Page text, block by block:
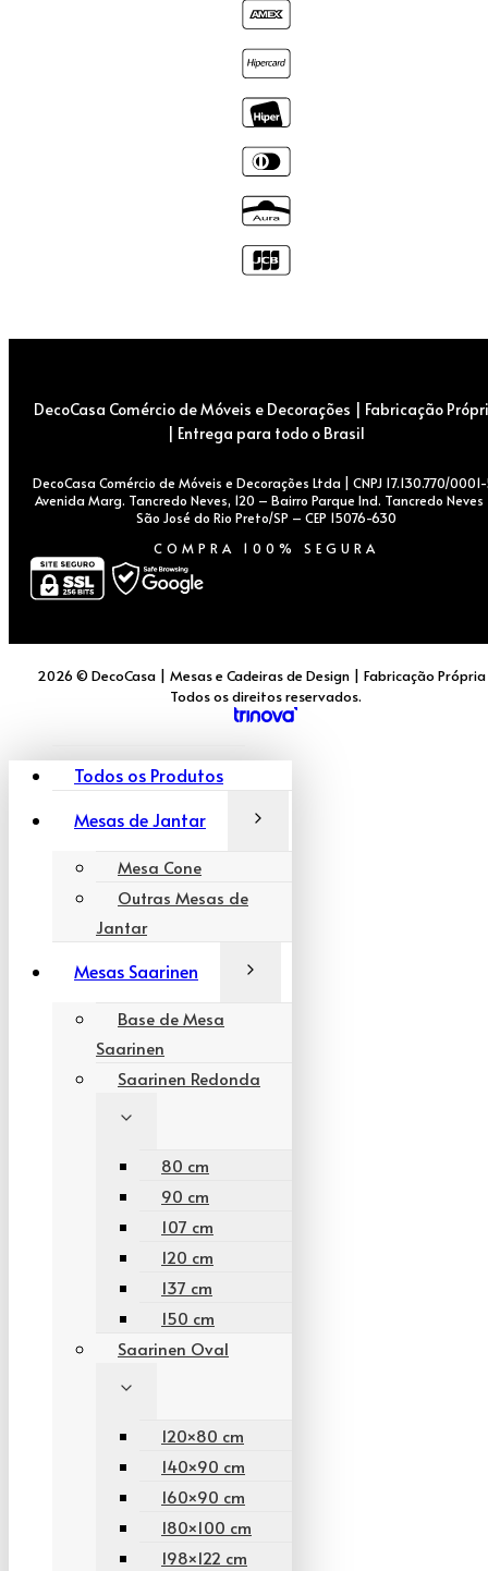
DecoCasa Comércio de Móveis e Decorações | Fabricação
| Entrega para todo o Brasil
DecoCasa Comércio de Móveis e Decorações Ltda | CNPJ 17.130.770/0001-
Avenida Marg. Tancredo Neves, 120 – Bairro Parque Ind. Tancredo
São José do Rio Preto/SP – CEP 15076-630
COMPRA 100% SEGURA
2026 © DecoCasa | Mesas e Cadeiras de Design | Fabricação
Todos os direitos reservados.
Todos os Produtos
Mesas de Jantar
Mesa Cone
Outras Mesas de
Jantar
Mesas Saarinen
Base de Mesa
Saarinen
Saarinen Redonda
80 cm
90 cm
107 cm
120 cm
137 cm
150 cm
Saarinen Oval
120×80 cm
140×90 cm
160×90 cm
180×100 cm
198×122 cm